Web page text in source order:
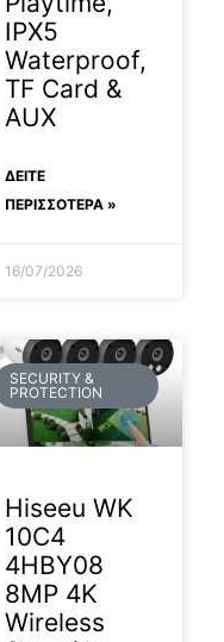
IPX5
Waterproof,
TF Card &
AUX
ΔΕΊΤΕ
ΠΕΡΙΣΣΟΤΕΡΑ »
16/07/2026
SECURITY &
PROTECTION
Hiseeu WK
10C4
4HBY08
8MP 4K
Wireless